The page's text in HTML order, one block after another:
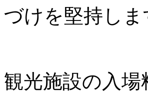
づけを堅持しま
観光施設の入